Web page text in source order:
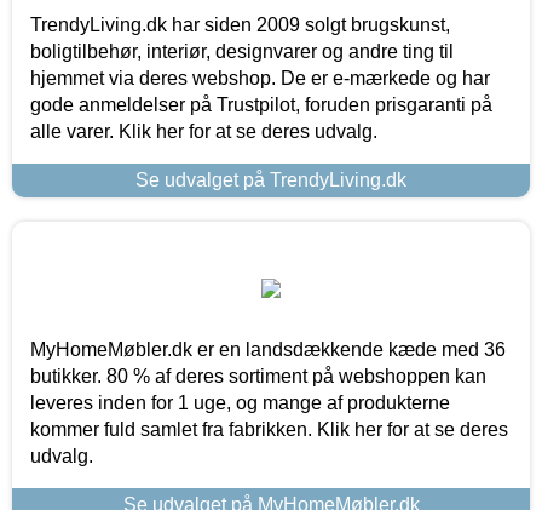
TrendyLiving.dk har siden 2009 solgt brugskunst,
boligtilbehør, interiør, designvarer og andre ting til
hjemmet via deres webshop. De er e-mærkede og har
gode anmeldelser på Trustpilot, foruden prisgaranti på
alle varer. Klik her for at se deres udvalg.
Se udvalget på TrendyLiving.dk
MyHomeMøbler.dk er en landsdækkende kæde med 36
butikker. 80 % af deres sortiment på webshoppen kan
leveres inden for 1 uge, og mange af produkterne
kommer fuld samlet fra fabrikken. Klik her for at se deres
udvalg.
Se udvalget på MyHomeMøbler.dk